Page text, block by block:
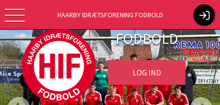
HAARBY IDRÆTSFORENING FODBOLD
FODBOLD
LOG IND